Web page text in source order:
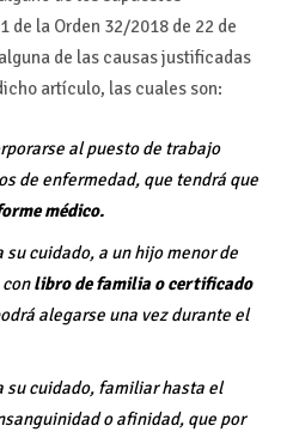
de la Orden 32/2018 de 22 de
de las causas justificadas
artículo, las cuales son:
al puesto de trabajo
de enfermedad, que tendrá que
médico.
su cuidado, a un hijo menor de
libro de familia o certificado
alegarse una vez durante el
su cuidado, familiar hasta el
o afinidad, que por